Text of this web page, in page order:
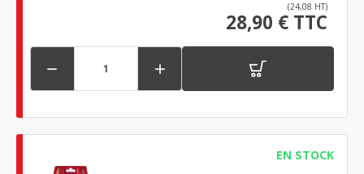
(24,08 HT)
28,90 € TTC
 
EN STOCK